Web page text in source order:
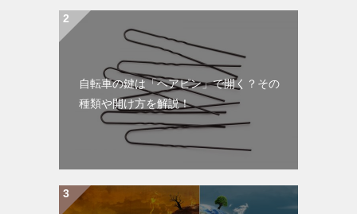
自転車の鍵は「ヘアピン」で開く？その
種類や開け方を解説！